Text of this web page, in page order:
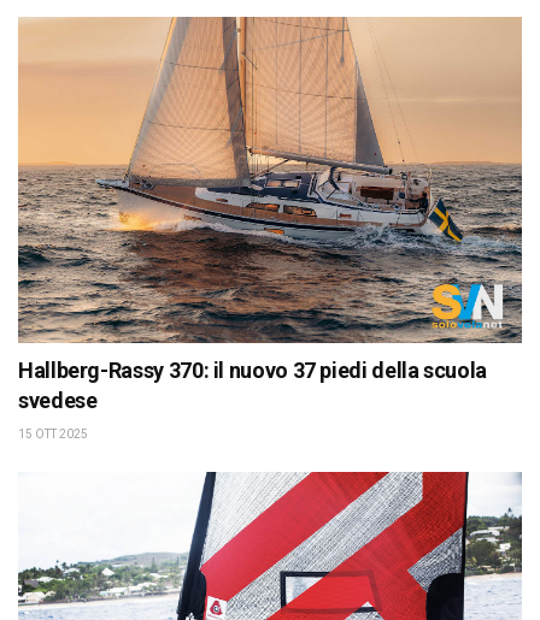
Hallberg-Rassy 370: il nuovo 37 piedi della scuola
svedese
15 OTT 2025